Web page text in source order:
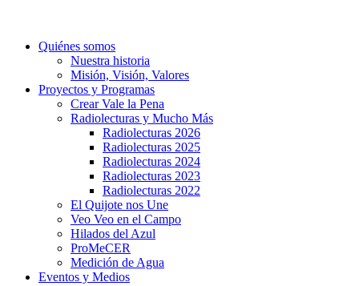
Quiénes somos
Nuestra historia
Misión, Visión, Valores
Proyectos y Programas
Crear Vale la Pena
Radiolecturas y Mucho Más
Radiolecturas 2026
Radiolecturas 2025
Radiolecturas 2024
Radiolecturas 2023
Radiolecturas 2022
El Quijote nos Une
Veo Veo en el Campo
Hilados del Azul
ProMeCER
Medición de Agua
Eventos y Medios